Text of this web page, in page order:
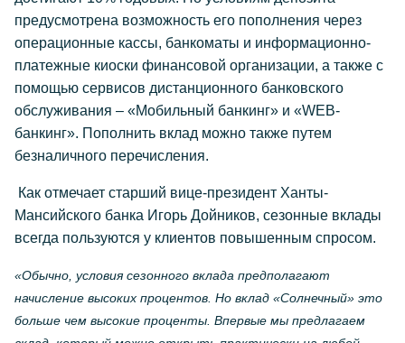
предусмотрена возможность его пополнения через
операционные кассы, банкоматы и информационно-
платежные киоски финансовой организации, а также с
помощью сервисов дистанционного банковского
обслуживания – «Мобильный банкинг» и «WEB-
банкинг». Пополнить вклад можно также путем
безналичного перечисления.
Как отмечает старший вице-президент Ханты-
Мансийского банка Игорь Дойников, сезонные вклады
всегда пользуются у клиентов повышенным спросом.
«Обычно, условия сезонного вклада предполагают
начисление высоких процентов. Но вклад «Солнечный» это
больше чем высокие проценты. Впервые мы предлагаем